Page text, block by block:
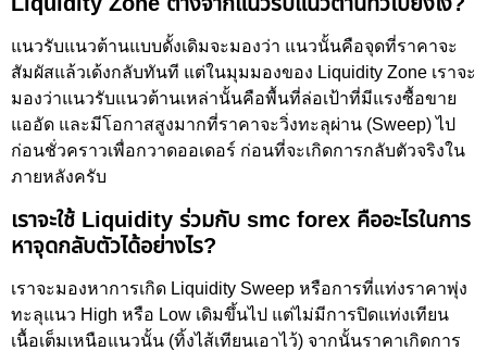
แนวรับแนวต้านแบบดั้งเดิมจะมองว่า แนวนั้นคือจุดที่ราคาจะ
สัมผัสแล้วเด้งกลับทันที แต่ในมุมมองของ Liquidity Zone เราจะ
มองว่าแนวรับแนวต้านเหล่านั้นคือพื้นที่ล่อเป้าที่มีแรงซื้อขาย
แออัด และมีโอกาสสูงมากที่ราคาจะวิ่งทะลุผ่าน (Sweep) ไป
ก่อนชั่วคราวเพื่อกวาดออเดอร์ ก่อนที่จะเกิดการกลับตัวจริงใน
ภายหลังครับ
เราจะใช้ Liquidity ร่วมกับ smc forex คืออะไรในการ
หาจุดกลับตัวได้อย่างไร?
เราจะมองหาการเกิด Liquidity Sweep หรือการที่แท่งราคาพุ่ง
ทะลุแนว High หรือ Low เดิมขึ้นไป แต่ไม่มีการปิดแท่งเทียน
เนื้อเต็มเหนือแนวนั้น (ทิ้งไส้เทียนเอาไว้) จากนั้นราคาเกิดการ